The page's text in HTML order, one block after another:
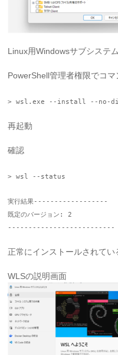
Linux用Windowsサブシステ
PowerShell管理者権限でコマ
> wsl.exe --install --no-
再起動
確認
> wsl --status
実行結果------------------
既定のバージョン: 2
--------------------------
正常にインストールされてい
WLSの説明画面